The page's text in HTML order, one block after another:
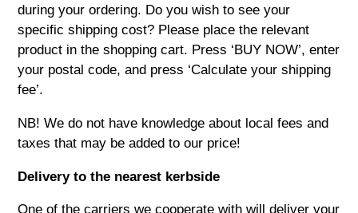
during your ordering. Do you wish to see your
specific shipping cost? Please place the relevant
product in the shopping cart. Press ‘BUY NOW’, enter
your postal code, and press ‘Calculate your shipping
fee’.
NB! We do not have knowledge about local fees and
taxes that may be added to our price!
Delivery to the nearest kerbside
One of the carriers we cooperate with will deliver your